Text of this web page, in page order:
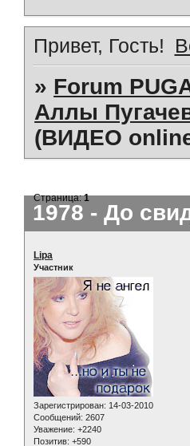
Привет, Гость!
» Forum
Аллы
(ВИДЕО
1978 - До
Страница:1
Lipa
Участник
Зарегистрирован: 14-03-2010
Сообщений: 2607
Уважение: +2240
Позитив: +590